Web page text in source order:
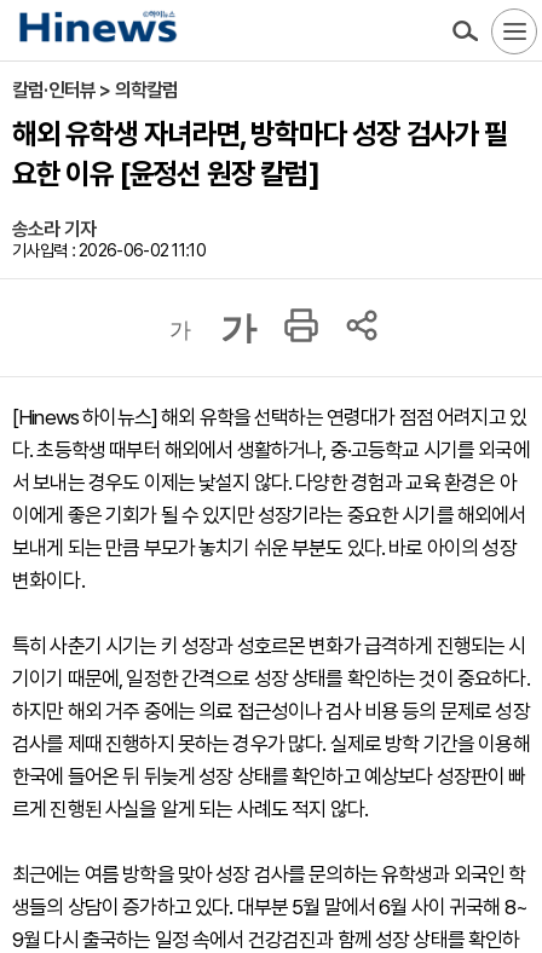
칼럼·인터뷰 > 의학칼럼
해외 유학생 자녀라면, 방학마다 성장 검사가 필
요한 이유 [윤정선 원장 칼럼]
송소라 기자
기사입력 : 2026-06-02 11:10
가 가
[Hinews 하이뉴스] 해외 유학을 선택하는 연령대가 점점 어려지고 있
다. 초등학생 때부터 해외에서 생활하거나, 중·고등학교 시기를 외국에
서 보내는 경우도 이제는 낯설지 않다. 다양한 경험과 교육 환경은 아
이에게 좋은 기회가 될 수 있지만 성장기라는 중요한 시기를 해외에서
보내게 되는 만큼 부모가 놓치기 쉬운 부분도 있다. 바로 아이의 성장
변화이다.
특히 사춘기 시기는 키 성장과 성호르몬 변화가 급격하게 진행되는 시
기이기 때문에, 일정한 간격으로 성장 상태를 확인하는 것이 중요하다.
하지만 해외 거주 중에는 의료 접근성이나 검사 비용 등의 문제로 성장
검사를 제때 진행하지 못하는 경우가 많다. 실제로 방학 기간을 이용해
한국에 들어온 뒤 뒤늦게 성장 상태를 확인하고 예상보다 성장판이 빠
르게 진행된 사실을 알게 되는 사례도 적지 않다.
최근에는 여름 방학을 맞아 성장 검사를 문의하는 유학생과 외국인 학
생들의 상담이 증가하고 있다. 대부분 5월 말에서 6월 사이 귀국해 8~
9월 다시 출국하는 일정 속에서 건강검진과 함께 성장 상태를 확인하